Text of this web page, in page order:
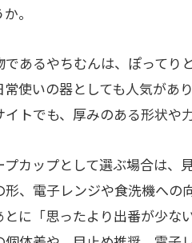
。
あるやちむんは、ぽってり
使いの器としても人気があり
トでも、厚みのある形状や
プカップとして選ぶ場合は、
形、電子レンジや食洗機へ
とに「思ったより出番が少な